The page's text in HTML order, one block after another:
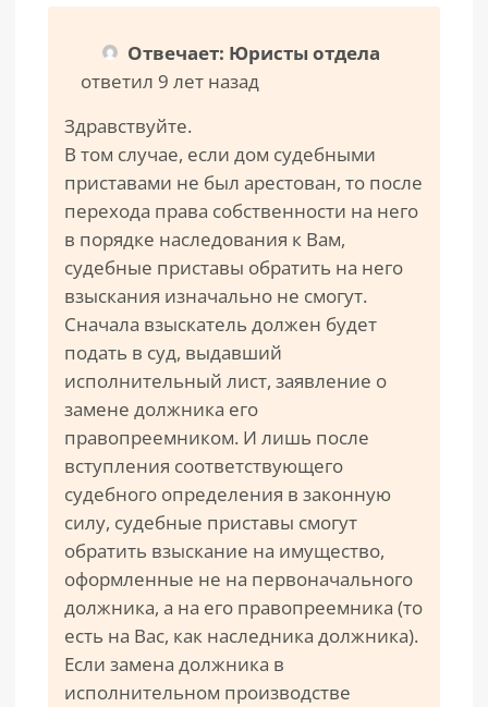
Отвечает: Юристы отдела
ответил 9 лет назад
Здравствуйте.
В том случае, если дом судебными
приставами не был арестован, то после
перехода права собственности на него
в порядке наследования к Вам,
судебные приставы обратить на него
взыскания изначально не смогут.
Сначала взыскатель должен будет
подать в суд, выдавший
исполнительный лист, заявление о
замене должника его
правопреемником. И лишь после
вступления соответствующего
судебного определения в законную
силу, судебные приставы смогут
обратить взыскание на имущество,
оформленные не на первоначального
должника, а на его правопреемника (то
есть на Вас, как наследника должника).
Если замена должника в
исполнительном производстве